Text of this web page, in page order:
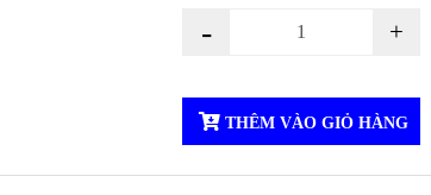
- +
THÊM VÀO GIỎ HÀNG